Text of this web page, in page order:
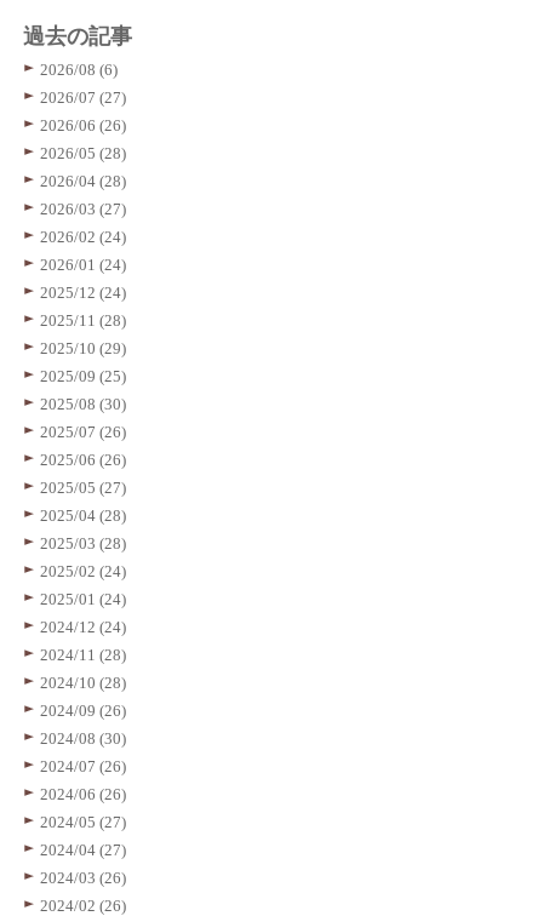
過去の記事
2026/08 (6)
2026/07 (27)
2026/06 (26)
2026/05 (28)
2026/04 (28)
2026/03 (27)
2026/02 (24)
2026/01 (24)
2025/12 (24)
2025/11 (28)
2025/10 (29)
2025/09 (25)
2025/08 (30)
2025/07 (26)
2025/06 (26)
2025/05 (27)
2025/04 (28)
2025/03 (28)
2025/02 (24)
2025/01 (24)
2024/12 (24)
2024/11 (28)
2024/10 (28)
2024/09 (26)
2024/08 (30)
2024/07 (26)
2024/06 (26)
2024/05 (27)
2024/04 (27)
2024/03 (26)
2024/02 (26)